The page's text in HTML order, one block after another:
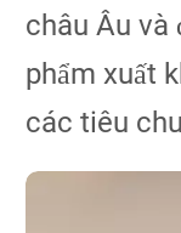
châu Âu và
phẩm xuất
các tiêu